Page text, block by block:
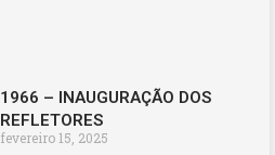
1966 – INAUGURAÇÃO DOS
REFLETORES
fevereiro 15, 2025